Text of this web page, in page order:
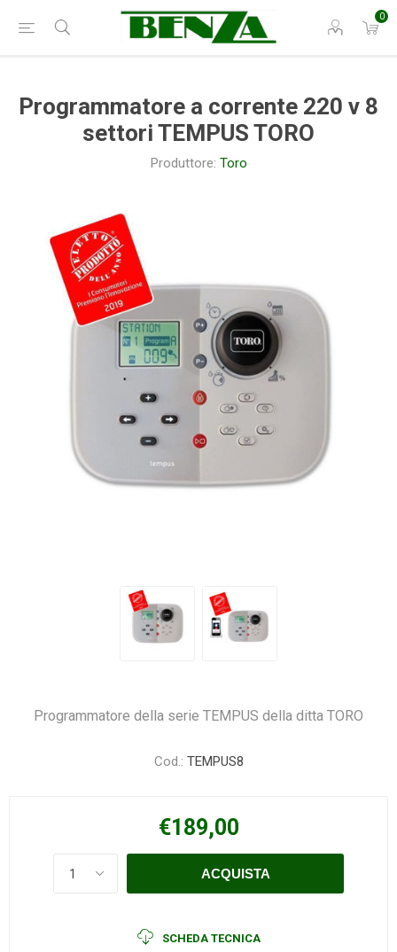
0
Programmatore a corrente 220 v 8
settori TEMPUS TORO
Produttore: Toro
Programmatore della serie TEMPUS della ditta TORO
Cod.: TEMPUS8
€189,00
SCHEDA TECNICA